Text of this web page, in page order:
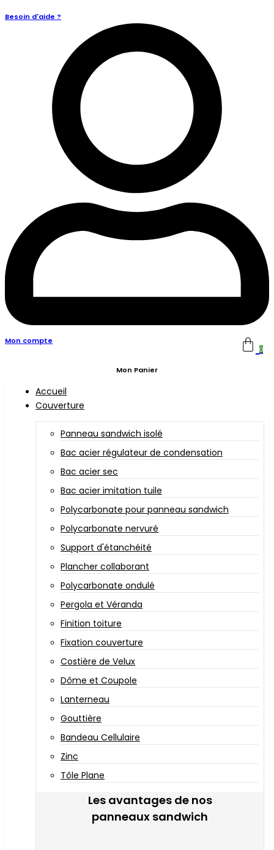
Besoin d'aide ?
Mon compte
0
Mon Panier
Accueil
Couverture
Panneau sandwich isolé
Bac acier régulateur de condensation
Bac acier sec
Bac acier imitation tuile
Polycarbonate pour panneau sandwich
Polycarbonate nervuré
Support d'étanchéité
Plancher collaborant
Polycarbonate ondulé
Pergola et Véranda
Finition toiture
Fixation couverture
Costière de Velux
Dôme et Coupole
Lanterneau
Gouttière
Bandeau Cellulaire
Zinc
Tôle Plane
Les avantages de nos
panneaux sandwich